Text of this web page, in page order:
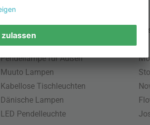
Beliebte Leuchten
Pendellampe für Außen
Muuto Lampen
Kabellose Tischleuchten
Dänische Lampen
LED Pendelleuchte